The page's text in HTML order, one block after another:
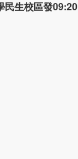
民生校區發09:20